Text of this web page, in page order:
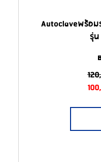
Autoclaveพร้อ
รุ่